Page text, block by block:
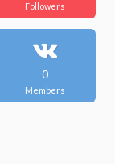
Followers
0
Members